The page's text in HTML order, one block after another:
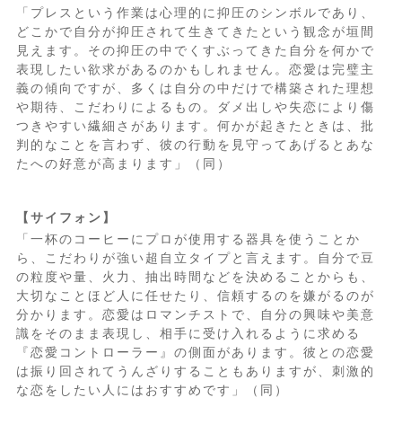
「プレスという作業は心理的に抑圧のシンボルであり、
どこかで自分が抑圧されて生きてきたという観念が垣間
見えます。その抑圧の中でくすぶってきた自分を何かで
表現したい欲求があるのかもしれません。恋愛は完璧主
義の傾向ですが、多くは自分の中だけで構築された理想
や期待、こだわりによるもの。ダメ出しや失恋により傷
つきやすい繊細さがあります。何かが起きたときは、批
判的なことを言わず、彼の行動を見守ってあげるとあな
たへの好意が高まります」（同）
【サイフォン】
「一杯のコーヒーにプロが使用する器具を使うことか
ら、こだわりが強い超自立タイプと言えます。自分で豆
の粒度や量、火力、抽出時間などを決めることからも、
大切なことほど人に任せたり、信頼するのを嫌がるのが
分かります。恋愛はロマンチストで、自分の興味や美意
識をそのまま表現し、相手に受け入れるように求める
『恋愛コントローラー』の側面があります。彼との恋愛
は振り回されてうんざりすることもありますが、刺激的
な恋をしたい人にはおすすめです」（同）